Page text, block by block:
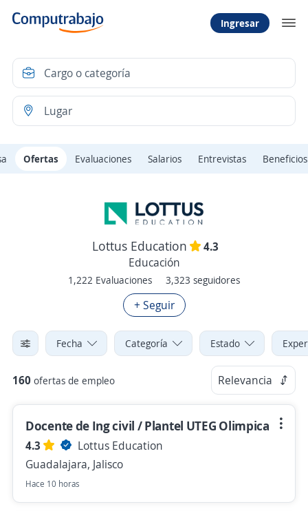
Ingresar
Ofertas Evaluaciones Salarios Entrevistas Beneficios
Lottus Education
4.3
Educación
1,222 Evaluaciones 3,323 seguidores
+ Seguir
Fecha Categoría Estado
160 ofertas de empleo Relevancia
Docente de Ing civil / Plantel UTEG Olimpica
4.3
Lottus Education
Guadalajara, Jalisco
Hace 10 horas